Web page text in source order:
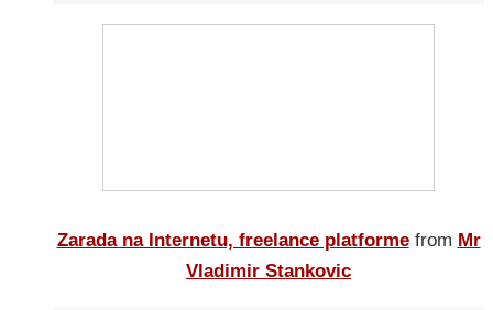
Zarada na Internetu, freelance platforme from Mr
Vladimir Stankovic